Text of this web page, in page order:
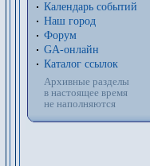
Календарь событий
Наш город
Форум
GA-онлайн
Каталог ссылок
Архивные разделы
в настоящее время
не наполняются